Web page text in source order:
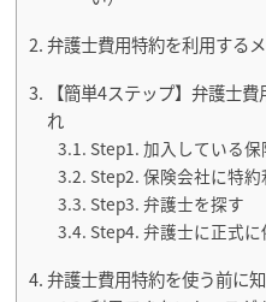
弁護士費用特約を利用する
【簡単4ステップ】弁護士
れ
Step1. 加入している
Step2. 保険会社に特
Step3. 弁護士を探す
Step4. 弁護士に正式
弁護士費用特約を使う前に